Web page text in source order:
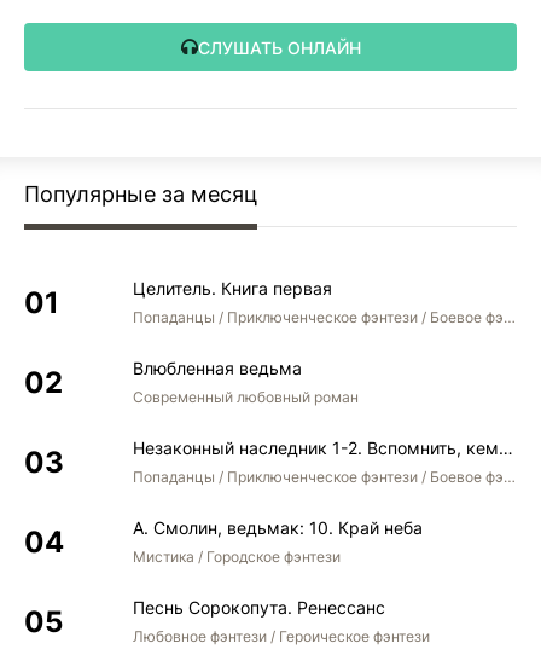
СЛУШАТЬ ОНЛАЙН
Популярные за месяц
Целитель. Книга первая
Попаданцы / Приключенческое фэнтези / Боевое фэнтези
Влюбленная ведьма
Современный любовный роман
Незаконный наследник 1-2. Вспомнить, кем был. Стать собой. Остаться собой
Попаданцы / Приключенческое фэнтези / Боевое фэнтези / Юмористическое фэнтези
А. Смолин, ведьмак: 10. Край неба
Мистика / Городское фэнтези
Песнь Сорокопута. Ренессанс
Любовное фэнтези / Героическое фэнтези